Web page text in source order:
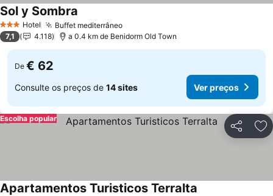
3 EstrelasHotel Buffet mediterrâneoVer preços
Sol y Sombra
7,1 4.118 a 0.4 km de Benidorm Old Town
De € 62
Consulte os preços de 14 sites Ver preços
Partilhar
Escolha popular
Apartamentos Turisticos Terralta